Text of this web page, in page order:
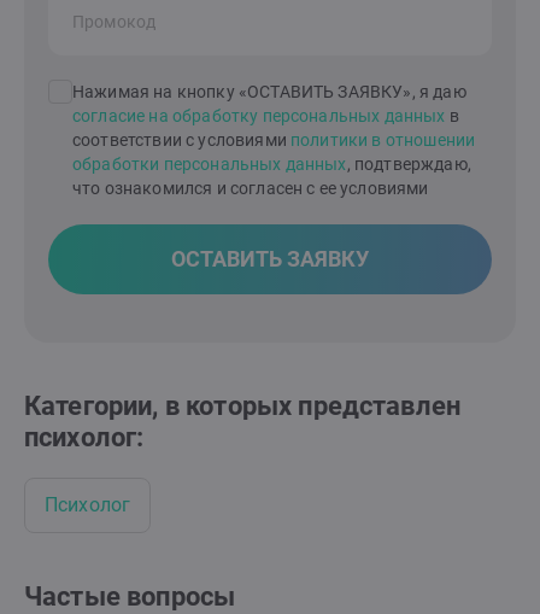
Промокод
Нажимая на кнопку «ОСТАВИТЬ ЗАЯВКУ», я даю
согласие на обработку персональных данных в
соответствии с условиями политики в отношении
обработки персональных данных, подтверждаю,
что ознакомился и согласен с ее условиями
ОСТАВИТЬ ЗАЯВКУ
Категории, в которых представлен
психолог:
Психолог
Частые вопросы